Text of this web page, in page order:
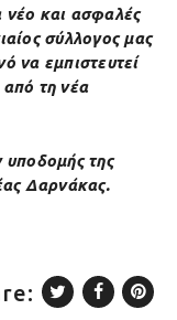
νέο και ασφαλές
σύλλογος μας
να εμπιστευτεί
τη νέα
της
Δαρνάκας.